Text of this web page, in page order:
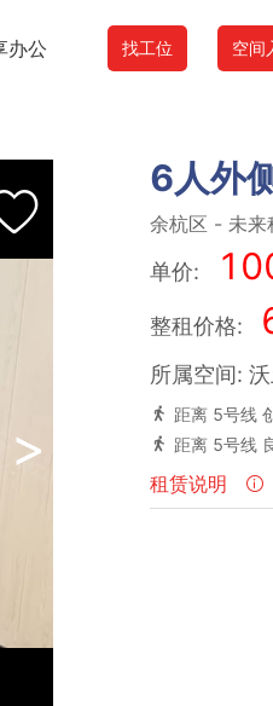
办公 找工位 空间
>
6人外
余杭区 - 未来
单价:
整租价格:
所属空间:
距离 5号线
距离 5号线
租赁说明